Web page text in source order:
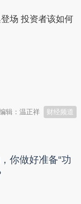
场 投资者该如何
财经频道
辑：温正祥
你做好准备“功